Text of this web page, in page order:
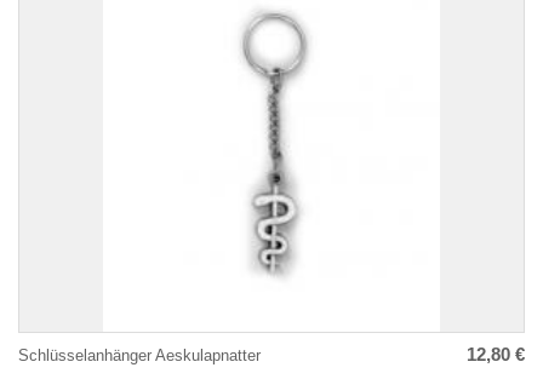
Schlüsselanhänger Aeskulapnatter 12,80 €